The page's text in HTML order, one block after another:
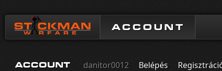
ACCOUNT
ACCOUNT danitor0012 Belépés